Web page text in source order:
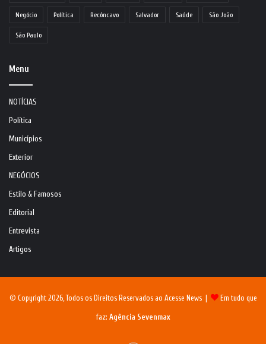
Negócio Política Recôncavo Salvador Saúde São João
São Paulo
Menu
NOTÍCIAS
Política
Municípios
Exterior
NEGÓCIOS
Estilo & Famosos
Editorial
Entrevista
Artigos
© Copyright 2026, Todos os Direitos Reservados ao Acesse News | Em tudo que
faz: Agência Sevenmax